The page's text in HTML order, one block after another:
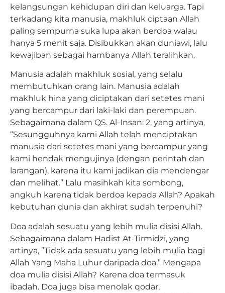
kelangsungan kehidupan diri dan keluarga. Tapi
terkadang kita manusia, makhluk ciptaan Allah
paling sempurna suka lupa akan berdoa walau
hanya 5 menit saja. Disibukkan akan duniawi, lalu
kewajiban sebagai hambanya Allah teralihkan.
Manusia adalah makhluk sosial, yang selalu
membutuhkan orang lain. Manusia adalah
makhluk hina yang diciptakan dari setetes mani
yang bercampur dari laki-laki dan perempuan.
Sebagaimana dalam QS. Al-Insan: 2, yang artinya,
“Sesungguhnya kami Allah telah menciptakan
manusia dari setetes mani yang bercampur yang
kami hendak mengujinya (dengan perintah dan
larangan), karena itu kami jadikan dia mendengar
dan melihat.” Lalu masihkah kita sombong,
angkuh karena tidak berdoa kepada Allah? Apakah
kebutuhan dunia dan akhirat sudah terpenuhi?
Doa adalah sesuatu yang lebih mulia disisi Allah.
Sebagaimana dalam Hadist At-Tirmidzi, yang
artinya, ”Tidak ada sesuatu yang lebih mulia bagi
Allah Yang Maha Luhur daripada doa.” Mengapa
doa mulia disisi Allah? Karena doa termasuk
ibadah. Doa juga bisa menolak qodar,